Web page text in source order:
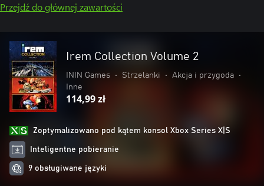
Przejdź do głównej zawartości
Irem Collection Volume 2
ININ Games • Strzelanki • Akcja i przygoda
•
Inne
114,99 zł
Zoptymalizowano pod kątem konsol Xbox Series X|S
Inteligentne pobieranie
9 obsługiwane języki